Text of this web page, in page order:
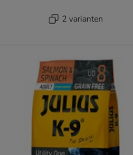
2 varianten